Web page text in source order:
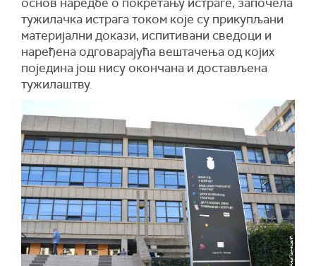
тужилачка истрага током које су прикупљани
материјални докази, испитивани сведоци и
наређена одговарајућа вештачења од којих
поједина још нису окончана и достављена
тужилаштву.